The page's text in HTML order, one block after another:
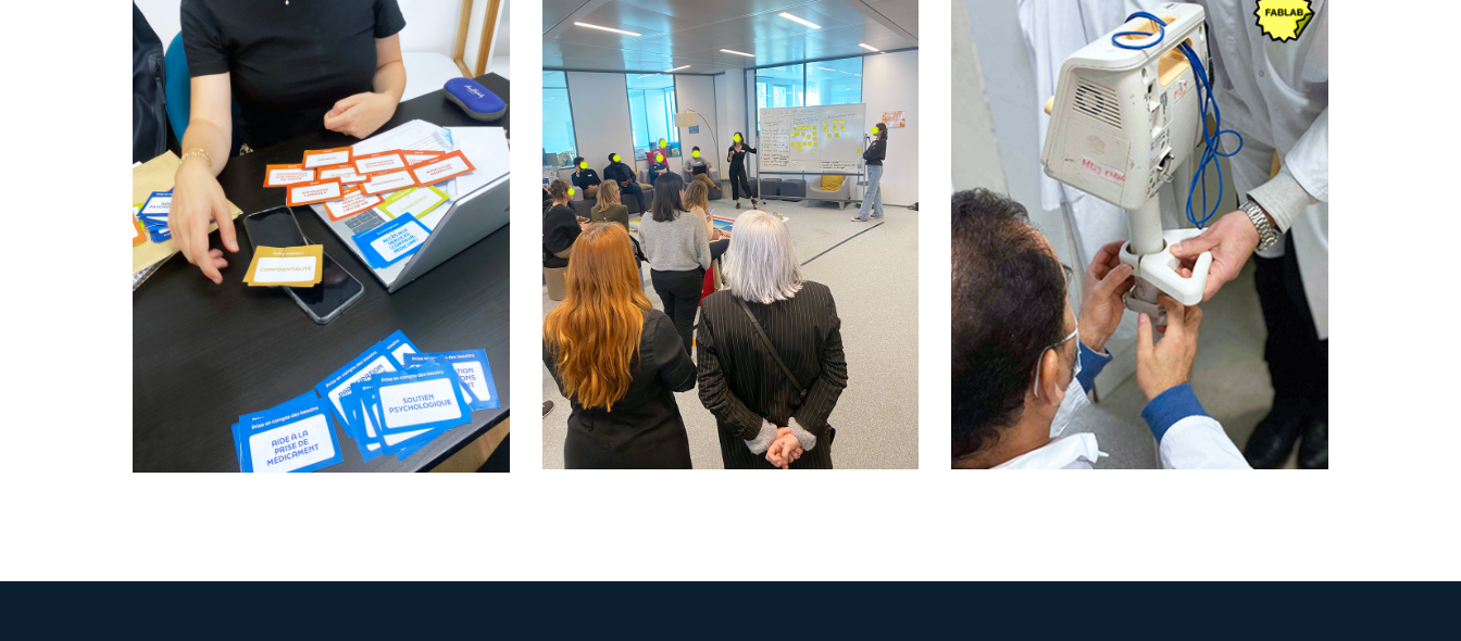
Expérience Patient et
innovation collaborative
thème ‘Orientation’
@ANAP
Design de service
Design de service &
innovation en santé dans
l’Article 51 @ CNAM
Design de service
Phénix biomédical @
Groupe hospitalier
universitaire Paris-Saclay
APHP
Design de service